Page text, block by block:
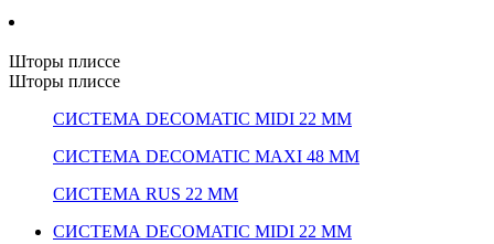
Шторы плиссе
Шторы плиссе
СИСТЕМА DECOMATIC MIDI 22 ММ
СИСТЕМА DECOMATIC MAXI 48 ММ
СИСТЕМА RUS 22 ММ
СИСТЕМА DECOMATIC MIDI 22 ММ